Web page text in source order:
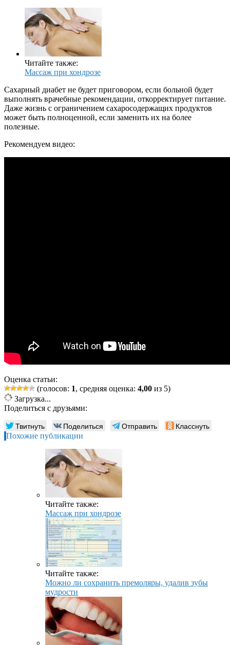
Читайте также:
Массаж при хондрозе
Сахарный диабет не будет приговором, если больной будет
выполнять врачебные рекомендации, откорректирует питание.
Даже жизнь с ограничением сахаросодержащих продуктов
может быть полноценной, если заменить их на более
полезные.
Рекомендуем видео:
Оценка статьи:
(голосов: 1, средняя оценка: 4,00 из 5)
Загрузка...
Поделиться с друзьями:
Твитнуть Поделиться Отправить Класснуть
Похожие публикации
Читайте также:
Массаж при хондрозе
Читайте также:
Можно ли сохранить премоляры, удалив зубы
мудрости